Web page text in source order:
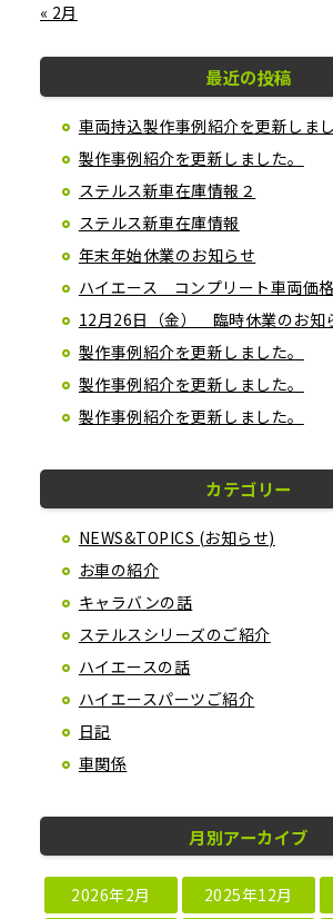
« 2月
最近の投稿
車両持込製作事例紹介を更新しまし
製作事例紹介を更新しました。
ステルス新車在庫情報２
ステルス新車在庫情報
年末年始休業のお知らせ
ハイエース コンプリート車両価
12月26日（金） 臨時休業のお知
製作事例紹介を更新しました。
製作事例紹介を更新しました。
製作事例紹介を更新しました。
カテゴリー
NEWS&TOPICS (お知らせ)
お車の紹介
キャラバンの話
ステルスシリーズのご紹介
ハイエースの話
ハイエースパーツご紹介
日記
車関係
月別アーカイブ
2026年2月 2025年12月